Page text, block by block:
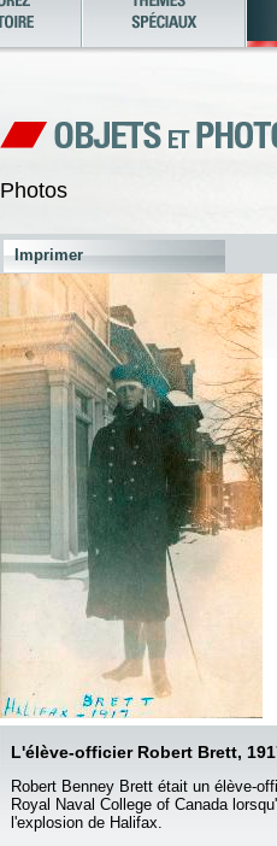
Photos
Imprimer
L'élève-officier Robert Brett,
Robert Benney Brett était un élève-
Royal Naval College of Canada
l'explosion de Halifax.